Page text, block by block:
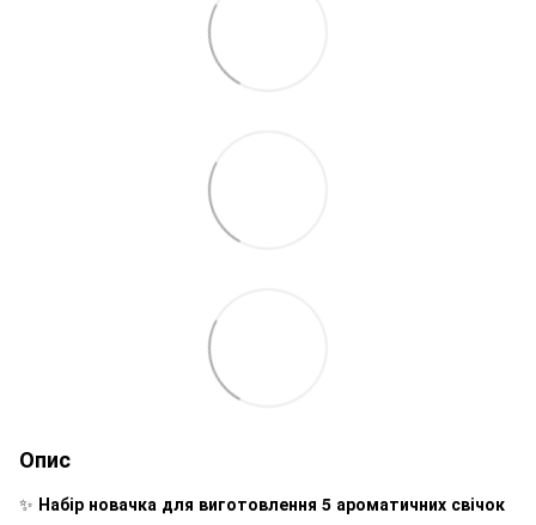
Опис
✨ Набір новачка для виготовлення 5 ароматичних свічок